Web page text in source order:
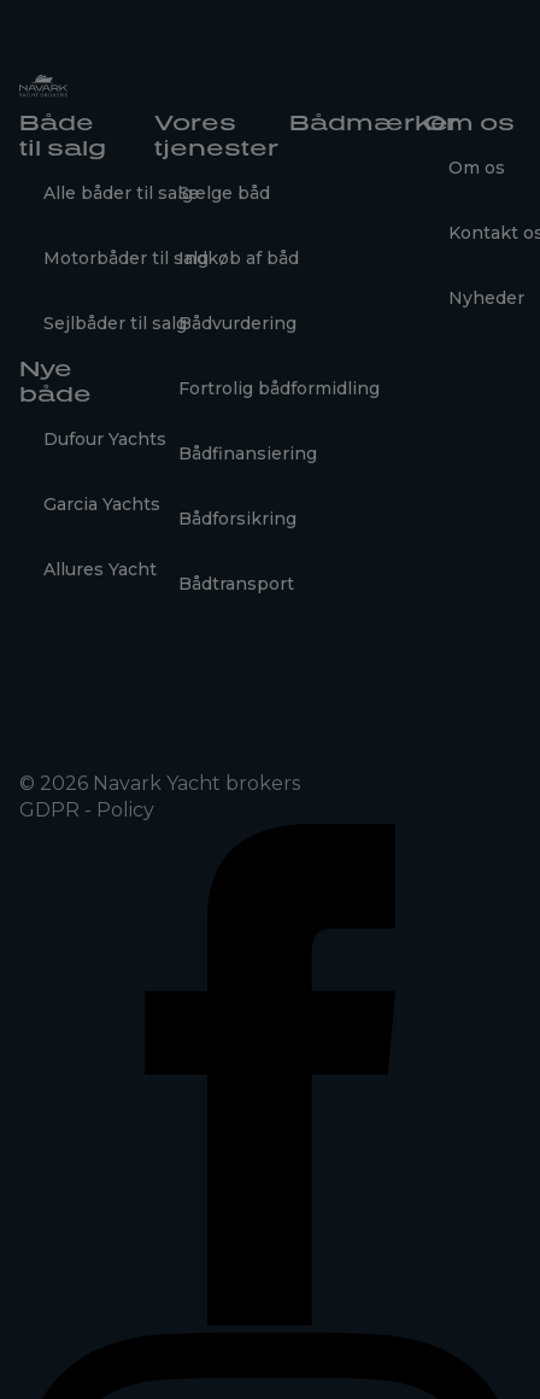
Både
til salg
Alle båder til salg
Motorbåder til salg
Sejlbåder til salg
Nye
både
Dufour Yachts
Garcia Yachts
Allures Yacht
Vores
tjenester
Sælge båd
Indkøb af båd
Bådvurdering
Fortrolig bådformidling
Bådfinansiering
Bådforsikring
Bådtransport
BådmærkerOm os
Om os
Kontakt
Nyheder
© 2026 Navark Yacht brokers
GDPR - Policy